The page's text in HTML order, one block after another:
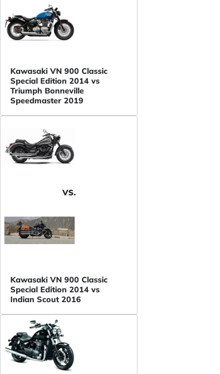
Kawasaki VN 900 Classic
Special Edition 2014 vs
Triumph Bonneville
Speedmaster 2019
VS.
Kawasaki VN 900 Classic
Special Edition 2014 vs
Indian Scout 2016